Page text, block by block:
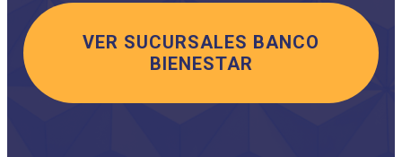
VER SUCURSALES BANCO
BIENESTAR